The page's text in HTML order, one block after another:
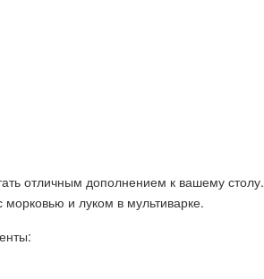
отличным дополнением к вашему столу.
и луком в мультиварке.